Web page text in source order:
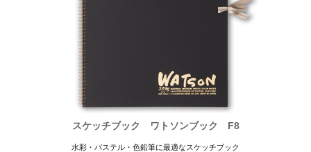
スケッチブック ワトソンブック F8
水彩・パステル・色鉛筆に最適なスケッチブック